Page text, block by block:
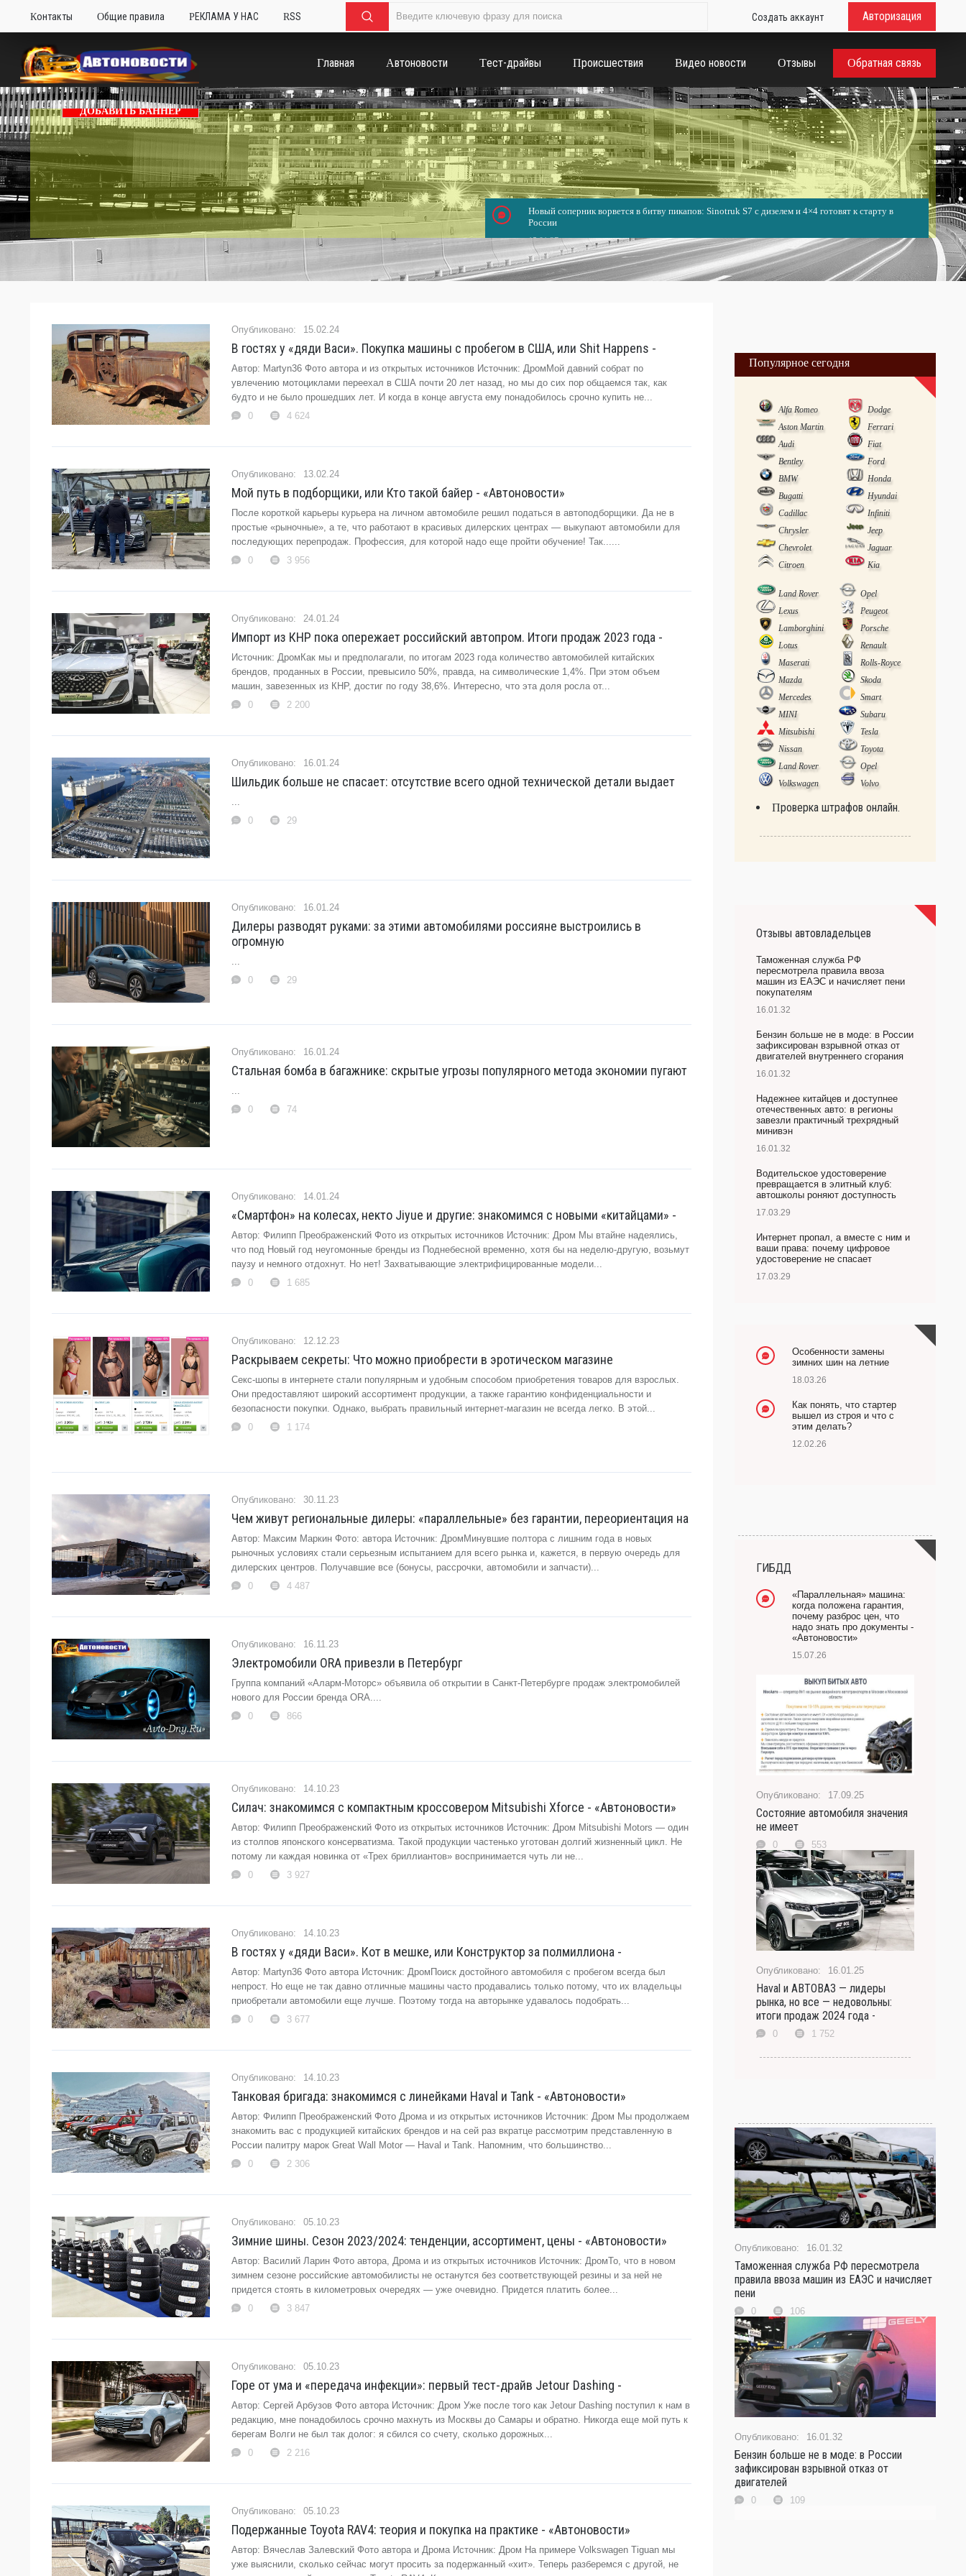
Контакты Общие правила РЕКЛАМА У НАС RSS Создать аккаунт Авторизация
Главная Автоновости Тест-драйвы Происшествия Видео новости Отзывы Обратная связь
ДОБАВИТЬ БАННЕР
Новый соперник ворвется в битву пикапов: Sinotruk S7 с дизелем и 4×4 готовят к старту в
России
15.01.37
15.02.24
В гостях у «дяди Васи». Покупка машины с пробегом в США, или Shit Happens -
Автор: Martyn36 Фото автора и из открытых источников Источник: ДромМой давний собрат по
увлечению мотоциклами переехал в США почти 20 лет назад, но мы до сих пор общаемся так, как
будто и не было прошедших лет. И когда в конце августа ему понадобилось срочно купить не...
0
4 624
13.02.24
Мой путь в подборщики, или Кто такой байер - «Автоновости»
После короткой карьеры курьера на личном автомобиле решил податься в автоподборщики. Да не в
простые «рыночные», а те, что работают в красивых дилерских центрах — выкупают автомобили для
последующих перепродаж. Профессия, для которой надо еще пройти обучение! Так......
0
3 956
24.01.24
Импорт из КНР пока опережает российский автопром. Итоги продаж 2023 года -
Источник: ДромКак мы и предполагали, по итогам 2023 года количество автомобилей китайских
брендов, проданных в России, превысило 50%, правда, на символические 1,4%. При этом объем
машин, завезенных из КНР, достиг по году 38,6%. Интересно, что эта доля росла от...
0
2 200
16.01.24
Шильдик больше не спасает: отсутствие всего одной технической детали выдает
...
0
29
16.01.24
Дилеры разводят руками: за этими автомобилями россияне выстроились в
огромную
...
0
29
16.01.24
Стальная бомба в багажнике: скрытые угрозы популярного метода экономии пугают
...
0
74
14.01.24
«Смартфон» на колесах, некто Jiyue и другие: знакомимся с новыми «китайцами» -
Автор: Филипп Преображенский Фото из открытых источников Источник: Дром Мы втайне надеялись,
что под Новый год неугомонные бренды из Поднебесной временно, хотя бы на неделю-другую, возьмут
паузу и немного отдохнут. Но нет! Захватывающие электрифицированные модели...
0
1 685
12.12.23
Раскрываем секреты: Что можно приобрести в эротическом магазине
Секс-шопы в интернете стали популярным и удобным способом приобретения товаров для взрослых.
Они предоставляют широкий ассортимент продукции, а также гарантию конфиденциальности и
безопасности покупки. Однако, выбрать правильный интернет-магазин не всегда легко. В этой...
0
1 174
30.11.23
Чем живут региональные дилеры: «параллельные» без гарантии, переориентация на
Автор: Максим Маркин Фото: автора Источник: ДромМинувшие полтора с лишним года в новых
рыночных условиях стали серьезным испытанием для всего рынка и, кажется, в первую очередь для
дилерских центров. Получавшие все (бонусы, рассрочки, автомобили и запчасти)...
0
4 487
16.11.23
Электромобили ORA привезли в Петербург
Группа компаний «Аларм-Моторс» объявила об открытии в Санкт-Петербурге продаж электромобилей
нового для России бренда ORA....
0
866
14.10.23
Силач: знакомимся с компактным кроссовером Mitsubishi Xforce - «Автоновости»
Автор: Филипп Преображенский Фото из открытых источников Источник: Дром Mitsubishi Motors — один
из столпов японского консерватизма. Такой продукции частенько уготован долгий жизненный цикл. Не
потому ли каждая новинка от «Трех бриллиантов» воспринимается чуть ли не...
0
3 927
14.10.23
В гостях у «дяди Васи». Кот в мешке, или Конструктор за полмиллиона -
Автор: Martyn36 Фото автора Источник: ДромПоиск достойного автомобиля с пробегом всегда был
непрост. Но еще не так давно отличные машины часто продавались только потому, что их владельцы
приобретали автомобили еще лучше. Поэтому тогда на авторынке удавалось подобрать...
0
3 677
14.10.23
Танковая бригада: знакомимся с линейками Haval и Tank - «Автоновости»
Автор: Филипп Преображенский Фото Дрома и из открытых источников Источник: Дром Мы продолжаем
знакомить вас с продукцией китайских брендов и на сей раз вкратце рассмотрим представленную в
России палитру марок Great Wall Motor — Haval и Tank. Напомним, что большинство...
0
2 306
05.10.23
Зимние шины. Сезон 2023/2024: тенденции, ассортимент, цены - «Автоновости»
Автор: Василий Ларин Фото автора, Дрома и из открытых источников Источник: ДромТо, что в новом
зимнем сезоне российские автомобилисты не останутся без соответствующей резины и за ней не
придется стоять в километровых очередях — уже очевидно. Придется платить более...
0
3 847
05.10.23
Горе от ума и «передача инфекции»: первый тест-драйв Jetour Dashing -
Автор: Сергей Арбузов Фото автора Источник: Дром Уже после того как Jetour Dashing поступил к нам в
редакцию, мне понадобилось срочно махнуть из Москвы до Самары и обратно. Никогда еще мой путь к
берегам Волги не был так долог: я сбился со счету, сколько дорожных...
0
2 216
05.10.23
Подержанные Toyota RAV4: теория и покупка на практике - «Автоновости»
Автор: Вячеслав Залевский Фото автора и Дрома Источник: Дром На примере Volkswagen Tiguan мы
уже выяснили, сколько сейчас могут просить за подержанный «хит». Теперь разберемся с другой, не
Популярное сегодня
Alfa Romeo
Dodge
Aston Martin
Ferrari
Audi
Fiat
Bentley
Ford
BMW
Honda
Bugatti
Hyundai
Cadillac
Infiniti
Chrysler
Jeep
Chevrolet
Jaguar
Citroen
Kia
Land Rover
Opel
Lexus
Peugeot
Lamborghini
Porsche
Lotus
Renault
Maserati
Rolls-Royce
Mazda
Skoda
Mercedes
Smart
MINI
Subaru
Mitsubishi
Tesla
Nissan
Toyota
Land Rover
Opel
Volkswagen
Volvo
Проверка штрафов онлайн.
Отзывы автовладельцев
Таможенная служба РФ
пересмотрела правила ввоза
машин из ЕАЭС и начисляет пени
покупателям
16.01.32
Бензин больше не в моде: в России
зафиксирован взрывной отказ от
двигателей внутреннего сгорания
16.01.32
Надежнее китайцев и доступнее
отечественных авто: в регионы
завезли практичный трехрядный
минивэн
16.01.32
Водительское удостоверение
превращается в элитный клуб:
автошколы роняют доступность
17.03.29
Интернет пропал, а вместе с ним и
ваши права: почему цифровое
удостоверение не спасает
17.03.29
Особенности замены
зимних шин на летние
18.03.26
Как понять, что стартер
вышел из строя и что с
этим делать?
12.02.26
ГИБДД
«Параллельная» машина:
когда положена гарантия,
почему разброс цен, что
надо знать про документы -
«Автоновости»
15.07.26
17.09.25
Состояние автомобиля значения
не имеет
0 553
16.01.25
Haval и АВТОВАЗ — лидеры
рынка, но все — недовольны:
итоги продаж 2024 года -
0 1 752
16.01.32
Таможенная служба РФ пересмотрела
правила ввоза машин из ЕАЭС и начисляет
пени
0 106
16.01.32
Бензин больше не в моде: в России
зафиксирован взрывной отказ от
двигателей
0 109